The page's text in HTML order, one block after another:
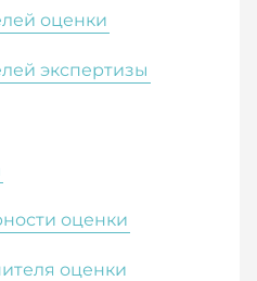
оценки
экспертизы
оценки
оценки